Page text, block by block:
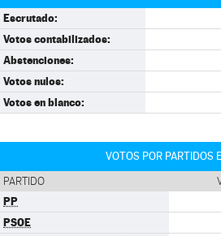
Escrutado:
Votos contabilizados:
Abstenciones:
Votos nulos:
Votos en blanco:
VOTOS POR PARTIDOS
PARTIDO
PP
PSOE